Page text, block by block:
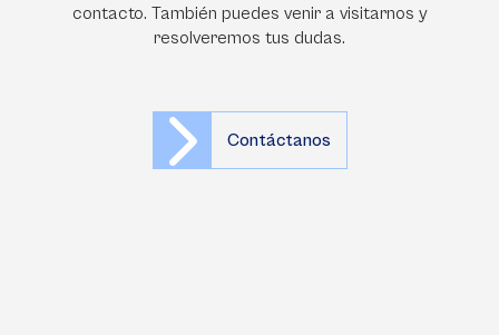
contacto. También puedes venir a visitarnos y
resolveremos tus dudas.
Contáctanos